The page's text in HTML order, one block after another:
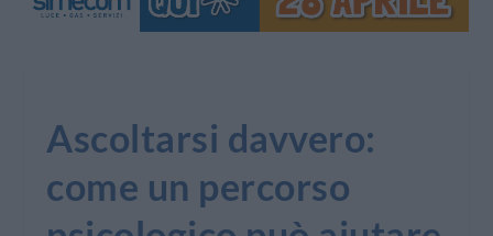
Ascoltarsi davvero:
come un percorso